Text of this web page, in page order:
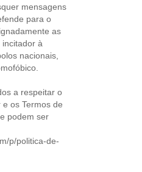
mensagens
para o
as
à
nacionais,
a respeitar o
os Termos de
podem ser
p/politica-de-